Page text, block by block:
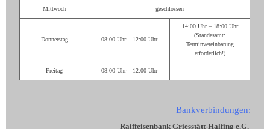
Mittwoch geschlossen
Donnerstag 08:00 Uhr – 12:00 Uhr
14:00 Uhr – 18:00 Uhr
(Standesamt:
Terminvereinbarung
erforderlich!)
Freitag 08:00 Uhr – 12:00 Uhr
Bankverbindungen:
Raiffeisenbank Griesstätt-Halfing e.G.